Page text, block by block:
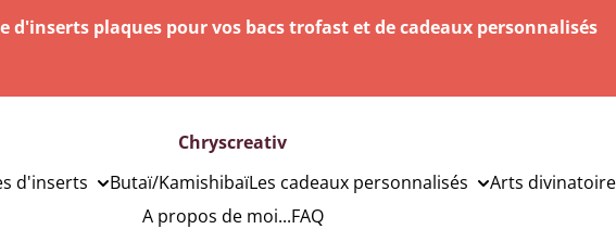
d'inserts plaques pour vos bacs trofast et de cadeaux personnalisés
Chryscreativ
d'inserts Butaï/KamishibaïLes cadeaux personnalisés
Arts
A propos de moi...FAQ